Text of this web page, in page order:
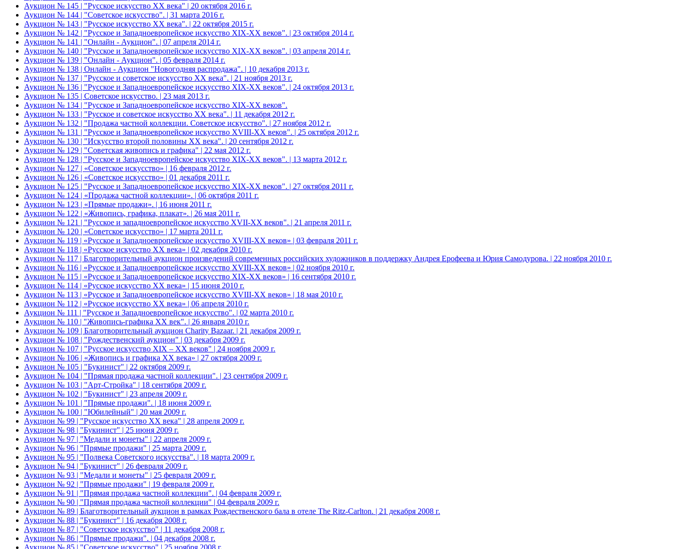
Аукцион № 145 | "Русское искусство ХХ века" | 20 октября 2016 г.
Аукцион № 144 | "Советское искусство". | 31 марта 2016 г.
Аукцион № 143 | "Русское искусство ХХ века". | 22 октября 2015 г.
Аукцион № 142 | "Русское и Западноевропейское искусство XIX-ХХ веков". | 23 октября 2014 г.
Аукцион № 141 | "Онлайн - Аукцион". | 07 апреля 2014 г.
Аукцион № 140 | "Русское и Западноевропейское искусство XIX-ХХ веков". | 03 апреля 2014 г.
Аукцион № 139 | "Онлайн - Аукцион". | 05 февраля 2014 г.
Аукцион № 138 | Онлайн - Аукцион "Новогодняя распродажа". | 10 декабря 2013 г.
Аукцион № 137 | "Русское и советское искусство ХХ века". | 21 ноября 2013 г.
Аукцион № 136 | "Русское и Западноевропейское искусство XIX-ХХ веков". | 24 октября 2013 г.
Аукцион № 135 | Советское искусство. | 23 мая 2013 г.
Аукцион № 134 | "Русское и Западноевропейское искусство XIX-ХХ веков".
Аукцион № 133 | "Русское и советское искусство ХХ века". | 11 декабря 2012 г.
Аукцион № 132 | "Продажа частной коллекции. Советское искусство". | 27 ноября 2012 г.
Аукцион № 131 | "Русское и Западноевропейское искусство XVIII-ХХ веков". | 25 октября 2012 г.
Аукцион № 130 | "Искусство второй половины XX века". | 20 сентября 2012 г.
Аукцион № 129 | "Советская живопись и графика" | 22 мая 2012 г.
Аукцион № 128 | "Русское и Западноевропейское искусство XIX-ХХ веков". | 13 марта 2012 г.
Аукцион № 127 | «Советское искусство» | 16 февраля 2012 г.
Аукцион № 126 | «Советское искусство» | 01 декабря 2011 г.
Аукцион № 125 | "Русское и Западноевропейское искусство XIX-ХХ веков". | 27 октября 2011 г.
Аукцион № 124 | «Продажа частной коллекции». | 06 октября 2011 г.
Аукцион № 123 | «Прямые продажи». | 16 июня 2011 г.
Аукцион № 122 | «Живопись, графика, плакат». | 26 мая 2011 г.
Аукцион № 121 | "Русское и западноевропейское искусство XVII-XX веков". | 21 апреля 2011 г.
Аукцион № 120 | «Советское искусство» | 17 марта 2011 г.
Аукцион № 119 | «Русское и Западноевропейское искусство XVIII-ХХ веков» | 03 февраля 2011 г.
Аукцион № 118 | «Русское искусство ХХ века» | 02 декабря 2010 г.
Аукцион № 117 | Благотворительный аукцион произведений современных российских художников в поддержку Андрея Ерофеева и Юрия Самодурова. | 22 ноября 2010 г.
Аукцион № 116 | «Русское и Западноевропейское искусство XVIII-ХХ веков» | 02 ноября 2010 г.
Аукцион № 115 | «Русское и Западноевропейское искусство XIX-ХХ веков» | 16 сентября 2010 г.
Аукцион № 114 | «Русское искусство ХХ века» | 15 июня 2010 г.
Аукцион № 113 | «Русское и Западноевропейское искусство XVIII-ХХ веков» | 18 мая 2010 г.
Аукцион № 112 | «Русское искусство ХХ века» | 06 апреля 2010 г.
Аукцион № 111 | "Русское и Западноевропейское искусство". | 02 марта 2010 г.
Аукцион № 110 | "Живопись-графика ХХ век". | 26 января 2010 г.
Аукцион № 109 | Благотворительный аукцион Charity Bazaar. | 21 декабря 2009 г.
Аукцион № 108 | "Рождественский аукцион" | 03 декабря 2009 г.
Аукцион № 107 | "Русское искусство XIX – ХХ веков" | 24 ноября 2009 г.
Аукцион № 106 | «Живопись и графика ХХ века» | 27 октября 2009 г.
Аукцион № 105 | "Букинист" | 22 октября 2009 г.
Аукцион № 104 | "Прямая продажа частной коллекции". | 23 сентября 2009 г.
Аукцион № 103 | "Арт-Стройка" | 18 сентября 2009 г.
Аукцион № 102 | "Букинист" | 23 апреля 2009 г.
Аукцион № 101 | "Прямые продажи". | 18 июня 2009 г.
Аукцион № 100 | "Юбилейный" | 20 мая 2009 г.
Аукцион № 99 | "Русское искусство XX века" | 28 апреля 2009 г.
Аукцион № 98 | "Букинист" | 25 июня 2009 г.
Аукцион № 97 | "Медали и монеты" | 22 апреля 2009 г.
Аукцион № 96 | "Прямые продажи" | 25 марта 2009 г.
Аукцион № 95 | "Полвека Советского искусства". | 18 марта 2009 г.
Аукцион № 94 | "Букинист" | 26 февраля 2009 г.
Аукцион № 93 | "Медали и монеты" | 25 февраля 2009 г.
Аукцион № 92 | "Прямые продажи" | 19 февраля 2009 г.
Аукцион № 91 | "Прямая продажа частной коллекции". | 04 февраля 2009 г.
Аукцион № 90 | "Прямая продажа частной коллекции" | 04 февраля 2009 г.
Аукцион № 89 | Благотворительный аукцион в рамках Рождественского бала в отеле The Ritz-Carlton. | 21 декабря 2008 г.
Аукцион № 88 | "Букинист" | 16 декабря 2008 г.
Аукцион № 87 | "Советское искусство" | 11 декабря 2008 г.
Аукцион № 86 | "Прямые продажи". | 04 декабря 2008 г.
Аукцион № 85 | "Советское искусство" | 25 ноября 2008 г.